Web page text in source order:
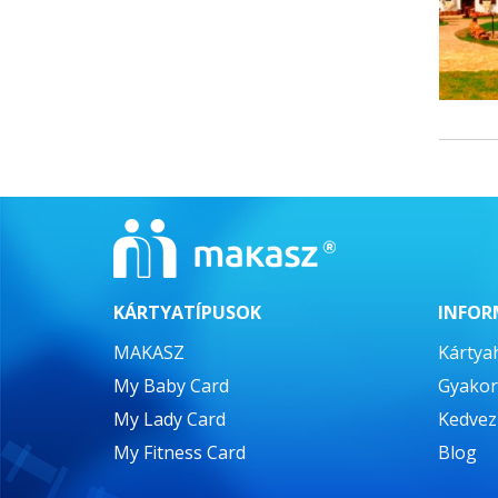
KÁRTYATÍPUSOK
MAKASZ
My Baby Card
My Lady Card
My Fitness Card
Blog